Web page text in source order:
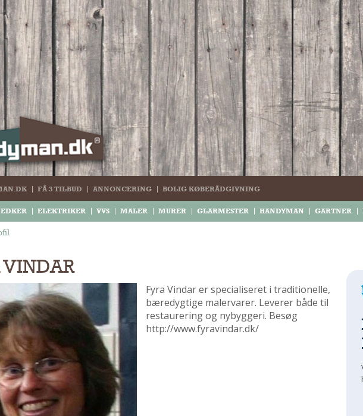
FÅ 3 TILBUD ANNONCERING BOLIG KØBERÅDGIVNING
ELEKTRIKER VVS MALER MURER GLARMESTER HANDYMAN GARTNER
VINDAR
Fyra Vindar er specialiseret i traditionelle,
bæredygtige malervarer. Leverer både til
restaurering og nybyggeri. Besøg
http://www.fyravindar.dk/